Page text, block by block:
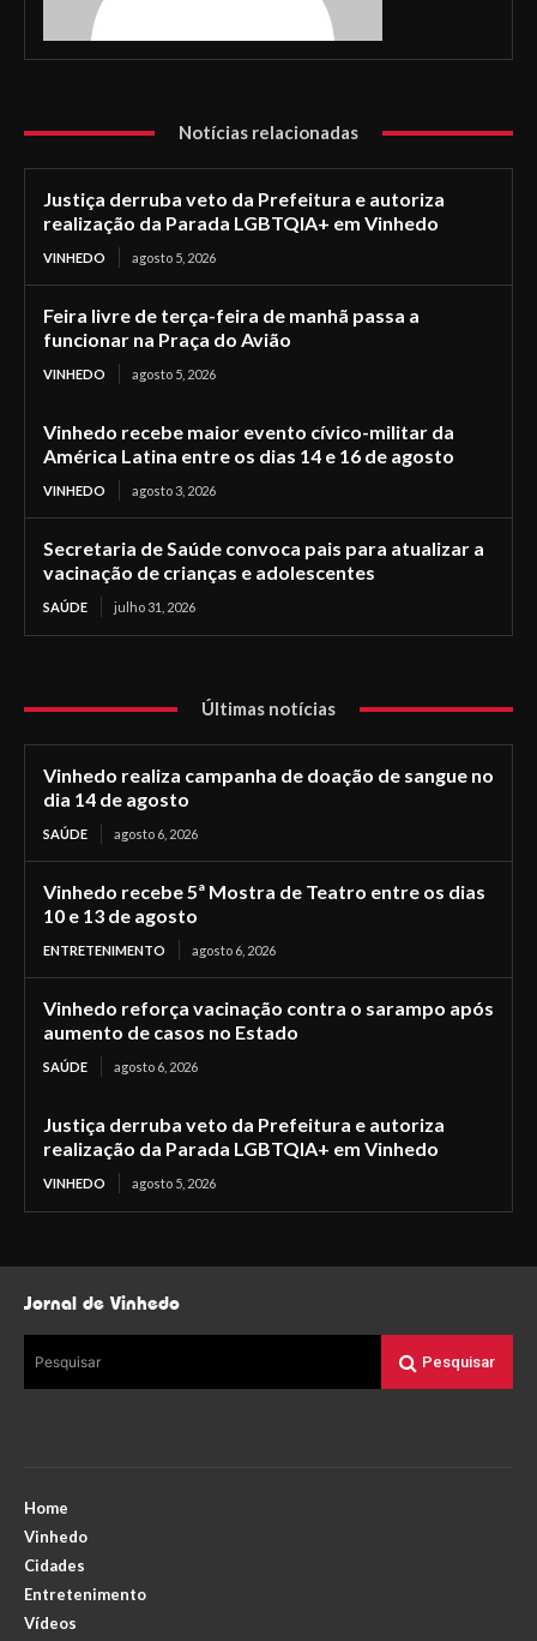
Notícias relacionadas
Justiça derruba veto da Prefeitura e autoriza
realização da Parada LGBTQIA+ em Vinhedo
VINHEDO agosto 5, 2026
Feira livre de terça-feira de manhã passa a
funcionar na Praça do Avião
VINHEDO agosto 5, 2026
Vinhedo recebe maior evento cívico-militar da
América Latina entre os dias 14 e 16 de agosto
VINHEDO agosto 3, 2026
Secretaria de Saúde convoca pais para atualizar a
vacinação de crianças e adolescentes
SAÚDE julho 31, 2026
Últimas notícias
Vinhedo realiza campanha de doação de sangue no
dia 14 de agosto
SAÚDE agosto 6, 2026
Vinhedo recebe 5ª Mostra de Teatro entre os dias
10 e 13 de agosto
ENTRETENIMENTO agosto 6, 2026
Vinhedo reforça vacinação contra o sarampo após
aumento de casos no Estado
SAÚDE agosto 6, 2026
Justiça derruba veto da Prefeitura e autoriza
realização da Parada LGBTQIA+ em Vinhedo
VINHEDO agosto 5, 2026
Jornal de Vinhedo
Pesquisar Pesquisar
Home
Vinhedo
Cidades
Entretenimento
Vídeos